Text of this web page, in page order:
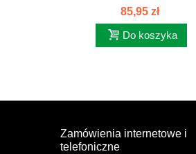
KORBOWEGO 24...
85,95 zł
Do koszyka
Zamówienia internetowe i
telefoniczne